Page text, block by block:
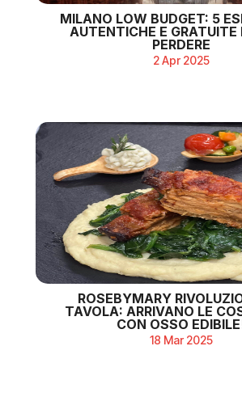
MILANO LOW BUDGET: 5
AUTENTICHE E GRATUITE
PERDERE
2 Apr 2025
ROSEBYMARY
TAVOLA: ARRIVANO LE
CON OSSO
18 Mar 2025